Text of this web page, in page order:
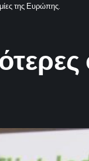
της Ευρώπης.